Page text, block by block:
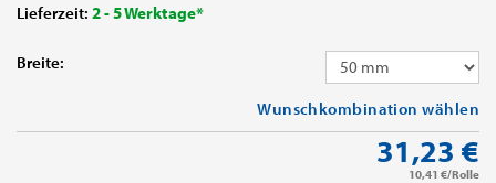
Lieferzeit: 2 - 5 Werktage*
Breite:
Wunschkombination wählen
31,23 €
10,41 €/Rolle